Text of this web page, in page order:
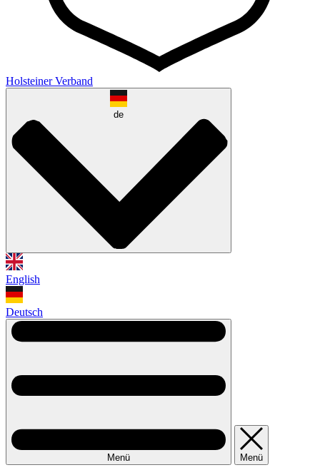
Holsteiner Verband
de
English
Deutsch
Menü Menü